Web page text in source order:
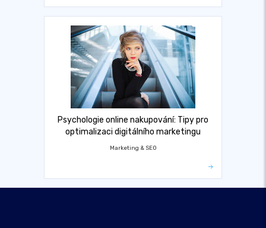
Psychologie online nakupování: Tipy pro
optimalizaci digitálního marketingu
Marketing & SEO